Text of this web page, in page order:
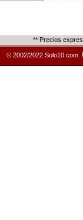
** Precios
© 2002/2022 Solo10.com